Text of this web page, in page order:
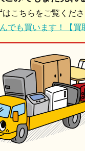
はこちらをご覧くださ
でも買います！【買